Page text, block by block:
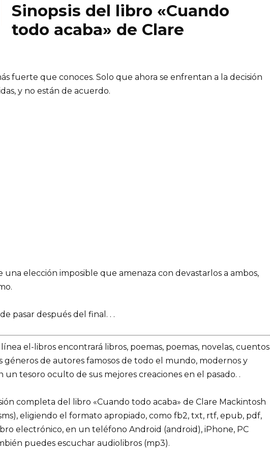
Sinopsis del libro «Cuando
todo acaba» de Clare
fuerte que conoces. Solo que ahora se enfrentan a la decisión
y no están de acuerdo.
una elección imposible que amenaza con devastarlos a ambos,
pasar después del final. . .
el-libros encontrará libros, poemas, poemas, novelas, cuentos
géneros de autores famosos de todo el mundo, modernos y
tesoro oculto de sus mejores creaciones en el pasado. .
completa del libro «Cuando todo acaba» de Clare Mackintosh
eligiendo el formato apropiado, como fb2, txt, rtf, epub, pdf,
electrónico, en un teléfono Android (android), iPhone, PC
puedes escuchar audiolibros (mp3).